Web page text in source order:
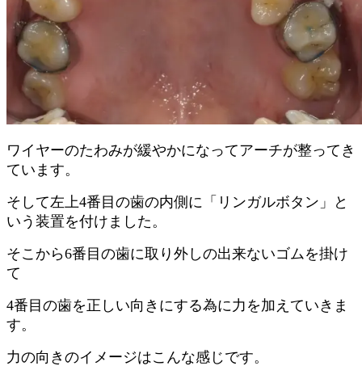
ワイヤーのたわみが緩やかになってアーチが整ってき
ています。
そして左上4番目の歯の内側に「リンガルボタン」と
いう装置を付けました。
そこから6番目の歯に取り外しの出来ないゴムを掛け
て
4番目の歯を正しい向きにする為に力を加えていきま
す。
力の向きのイメージはこんな感じです。